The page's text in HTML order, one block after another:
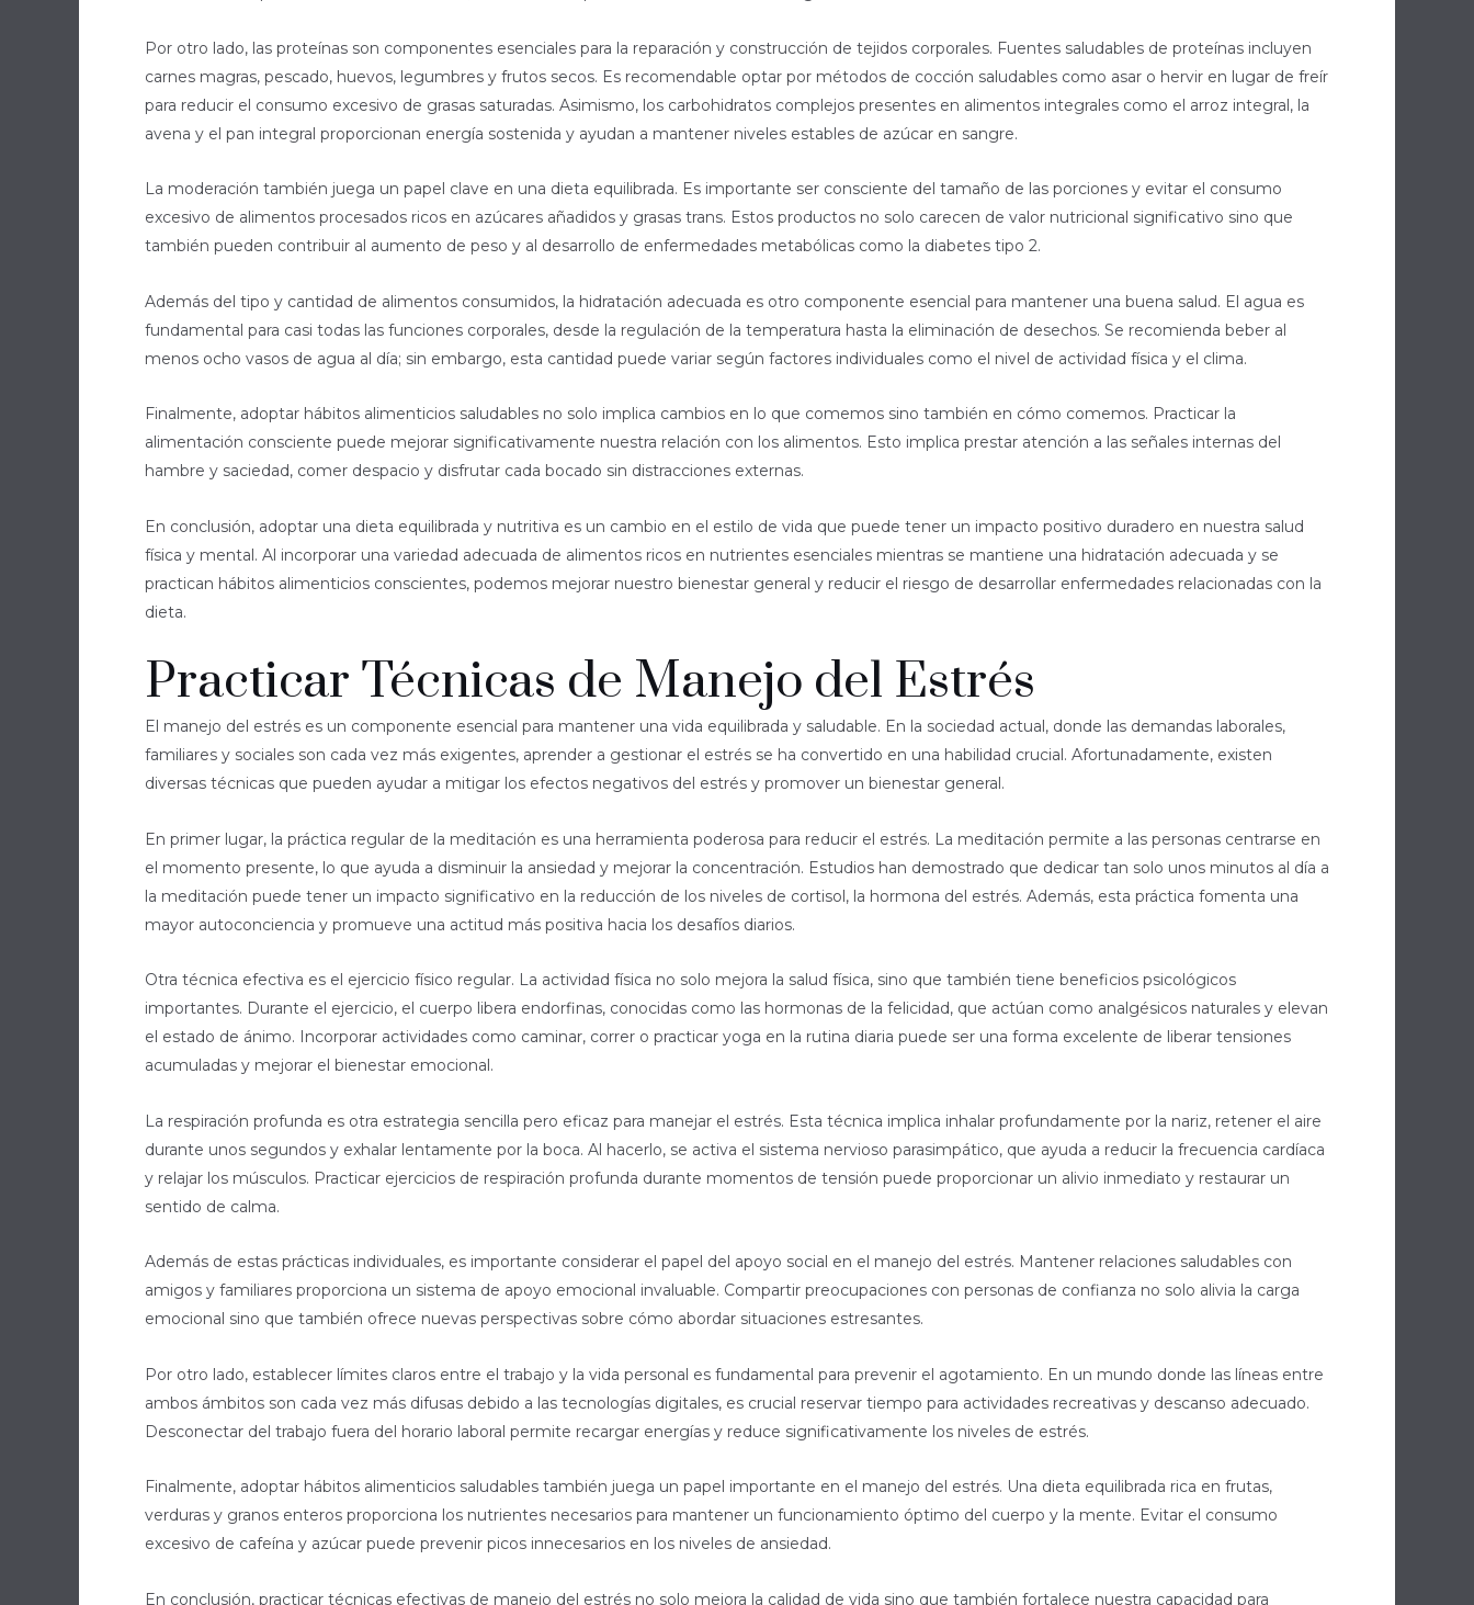
Por otro lado, las proteínas son componentes esenciales para la reparación y construcción de tejidos corporales. Fuentes saludables de proteínas incluyen
carnes magras, pescado, huevos, legumbres y frutos secos. Es recomendable optar por métodos de cocción saludables como asar o hervir en lugar de freír
para reducir el consumo excesivo de grasas saturadas. Asimismo, los carbohidratos complejos presentes en alimentos integrales como el arroz integral, la
avena y el pan integral proporcionan energía sostenida y ayudan a mantener niveles estables de azúcar en sangre.
La moderación también juega un papel clave en una dieta equilibrada. Es importante ser consciente del tamaño de las porciones y evitar el consumo
excesivo de alimentos procesados ricos en azúcares añadidos y grasas trans. Estos productos no solo carecen de valor nutricional significativo sino que
también pueden contribuir al aumento de peso y al desarrollo de enfermedades metabólicas como la diabetes tipo 2.
Además del tipo y cantidad de alimentos consumidos, la hidratación adecuada es otro componente esencial para mantener una buena salud. El agua es
fundamental para casi todas las funciones corporales, desde la regulación de la temperatura hasta la eliminación de desechos. Se recomienda beber al
menos ocho vasos de agua al día; sin embargo, esta cantidad puede variar según factores individuales como el nivel de actividad física y el clima.
Finalmente, adoptar hábitos alimenticios saludables no solo implica cambios en lo que comemos sino también en cómo comemos. Practicar la
alimentación consciente puede mejorar significativamente nuestra relación con los alimentos. Esto implica prestar atención a las señales internas del
hambre y saciedad, comer despacio y disfrutar cada bocado sin distracciones externas.
En conclusión, adoptar una dieta equilibrada y nutritiva es un cambio en el estilo de vida que puede tener un impacto positivo duradero en nuestra salud
física y mental. Al incorporar una variedad adecuada de alimentos ricos en nutrientes esenciales mientras se mantiene una hidratación adecuada y se
practican hábitos alimenticios conscientes, podemos mejorar nuestro bienestar general y reducir el riesgo de desarrollar enfermedades relacionadas con la
dieta.
Practicar Técnicas de Manejo del Estrés
El manejo del estrés es un componente esencial para mantener una vida equilibrada y saludable. En la sociedad actual, donde las demandas laborales,
familiares y sociales son cada vez más exigentes, aprender a gestionar el estrés se ha convertido en una habilidad crucial. Afortunadamente, existen
diversas técnicas que pueden ayudar a mitigar los efectos negativos del estrés y promover un bienestar general.
En primer lugar, la práctica regular de la meditación es una herramienta poderosa para reducir el estrés. La meditación permite a las personas centrarse en
el momento presente, lo que ayuda a disminuir la ansiedad y mejorar la concentración. Estudios han demostrado que dedicar tan solo unos minutos al día a
la meditación puede tener un impacto significativo en la reducción de los niveles de cortisol, la hormona del estrés. Además, esta práctica fomenta una
mayor autoconciencia y promueve una actitud más positiva hacia los desafíos diarios.
Otra técnica efectiva es el ejercicio físico regular. La actividad física no solo mejora la salud física, sino que también tiene beneficios psicológicos
importantes. Durante el ejercicio, el cuerpo libera endorfinas, conocidas como las hormonas de la felicidad, que actúan como analgésicos naturales y elevan
el estado de ánimo. Incorporar actividades como caminar, correr o practicar yoga en la rutina diaria puede ser una forma excelente de liberar tensiones
acumuladas y mejorar el bienestar emocional.
La respiración profunda es otra estrategia sencilla pero eficaz para manejar el estrés. Esta técnica implica inhalar profundamente por la nariz, retener el aire
durante unos segundos y exhalar lentamente por la boca. Al hacerlo, se activa el sistema nervioso parasimpático, que ayuda a reducir la frecuencia cardíaca
y relajar los músculos. Practicar ejercicios de respiración profunda durante momentos de tensión puede proporcionar un alivio inmediato y restaurar un
sentido de calma.
Además de estas prácticas individuales, es importante considerar el papel del apoyo social en el manejo del estrés. Mantener relaciones saludables con
amigos y familiares proporciona un sistema de apoyo emocional invaluable. Compartir preocupaciones con personas de confianza no solo alivia la carga
emocional sino que también ofrece nuevas perspectivas sobre cómo abordar situaciones estresantes.
Por otro lado, establecer límites claros entre el trabajo y la vida personal es fundamental para prevenir el agotamiento. En un mundo donde las líneas entre
ambos ámbitos son cada vez más difusas debido a las tecnologías digitales, es crucial reservar tiempo para actividades recreativas y descanso adecuado.
Desconectar del trabajo fuera del horario laboral permite recargar energías y reduce significativamente los niveles de estrés.
Finalmente, adoptar hábitos alimenticios saludables también juega un papel importante en el manejo del estrés. Una dieta equilibrada rica en frutas,
verduras y granos enteros proporciona los nutrientes necesarios para mantener un funcionamiento óptimo del cuerpo y la mente. Evitar el consumo
excesivo de cafeína y azúcar puede prevenir picos innecesarios en los niveles de ansiedad.
En conclusión, practicar técnicas efectivas de manejo del estrés no solo mejora la calidad de vida sino que también fortalece nuestra capacidad para